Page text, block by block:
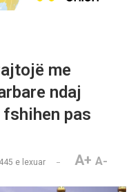
me
ndaj
pas
e lexuar A+ A-